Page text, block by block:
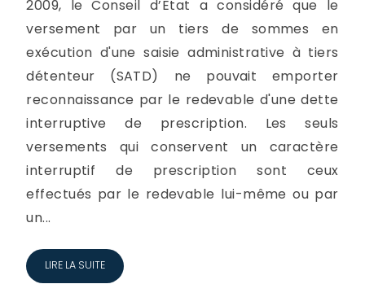
2009, le Conseil d’Etat a considéré que le
versement par un tiers de sommes en
exécution d'une saisie administrative à tiers
détenteur (SATD) ne pouvait emporter
reconnaissance par le redevable d'une dette
interruptive de prescription. Les seuls
versements qui conservent un caractère
interruptif de prescription sont ceux
effectués par le redevable lui-même ou par
un...
LIRE LA SUITE